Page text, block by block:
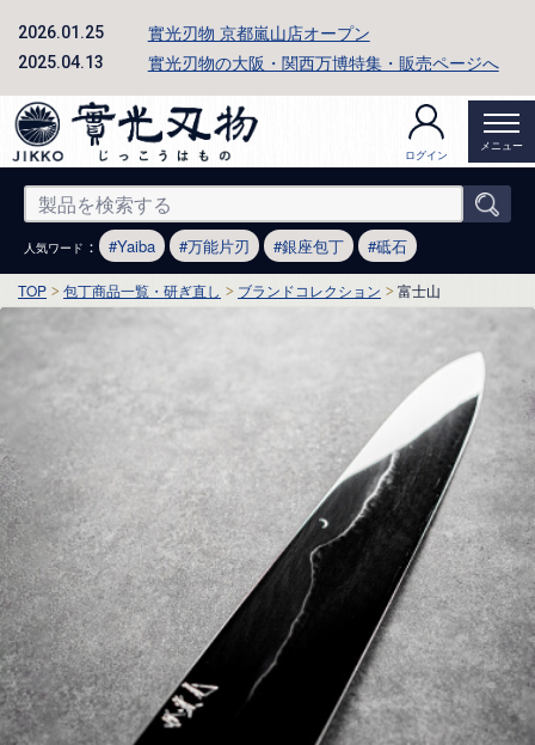
2026.01.25 實光刃物 京都嵐山店オープン
2025.04.13 實光刃物の大阪・関西万博特集・販売ページへ
ログイン
メニュー
人気ワード ： Yaiba 万能片刃 銀座包丁 砥石
TOP 包丁商品一覧・研ぎ直し ブランドコレクション 富士山